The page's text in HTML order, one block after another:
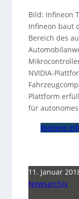
Bild: Infineon
Infineon baut
Bereich des
NVIDIA-
Plattform
für
Weitere
11. Januar
Newsarchiv